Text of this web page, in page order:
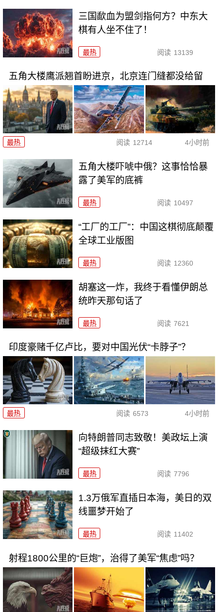
三国歃血为盟剑指何方？中东大
棋有人坐不住了！
最热 阅读 13139
五角大楼鹰派翘首盼进京，北京连门缝都没给留
最热 阅读 12714 4小时前
五角大楼吓唬中俄？这事恰恰暴
露了美军的底裤
最热 阅读 10497
“工厂的工厂”：中国这棋彻底颠覆
全球工业版图
最热 阅读 12360
胡塞这一炸，我终于看懂伊朗总
统昨天那句话了
最热 阅读 7621
印度豪赌千亿卢比，要对中国光伏“卡脖子”？
最热 阅读 6573 4小时前
向特朗普同志致敬！美政坛上演
“超级抹红大赛”
最热 阅读 7796
1.3万俄军直插日本海，美日的双
线噩梦开始了
最热 阅读 11402
射程1800公里的“巨炮”，治得了美军“焦虑”吗？